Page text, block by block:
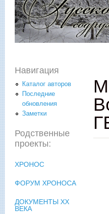
Навигация
Каталог авторов
Последние
обновления
Заметки
Родственные
проекты:
ХРОНОС
ФОРУМ ХРОНОСА
ДОКУМЕНТЫ XX
ВЕКА